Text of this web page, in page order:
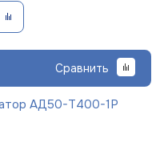
Сравнить
АД50-Т400-1Р